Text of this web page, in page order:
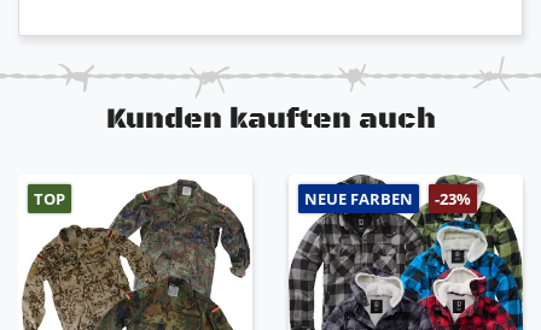
Kunden kauften auch
TOP NEUE FARBEN -23%